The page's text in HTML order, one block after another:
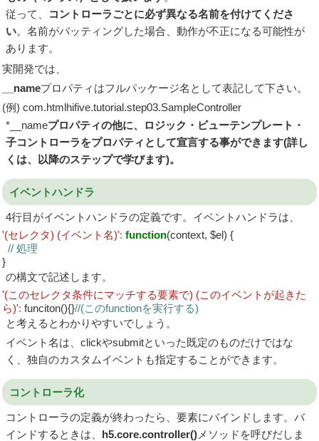
従って、
コントローラごとに必ず異なる名前を付けてくださ
い。名前がバッティングした場合、動作が不正になる可能性が
あります。
実開発では、
__nameプロパティはフルパッケージ名として表記して下さい。
(例) com.htmlhifive.tutorial.step03.SampleController
*__nameプロパティの他に、ロジック・ビューテンプレート・
子コントローラをプロパティとして宣言する事ができます(詳し
くは、以降のステップで学びます)。
イベントハンドラ
4行目がイベントハンドラの定義です。イベントハンドラは、
'(セレクタ) (イベント名)': function(context, $el) {
// 処理
}
の構文で記述します。
'(このセレクタ条件にマッチする要素で) (このイベントが起きた
ら)': funciton(){}//(このfunctionを実行する)
と考えるとわかりやすいでしょう。
イベント名は、clickやsubmitといった既定のものだけではな
く、独自のカスタムイベントも指定することができます。
コントローラ化
コントローラの定義が終わったら、要素にバインドします。バ
インドするときは、 h5.core.controller() メソッドを呼びだしま